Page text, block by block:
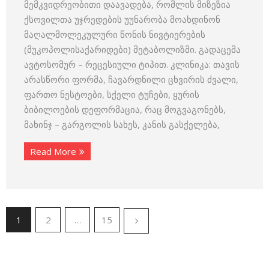
მემკვიდრეობითი დაავადება, რომლის მიზეზია
ქსოვილთა უჯრედების უუნარობა მოახდინონ
მაღალმოლეკულური წონის ნივტიერების
(მუკოპოლისაქარიდები) მეტაბოლიზმი. გადაცემა
ავტოსომურ – რეცესიული ტიპით. კლინიკა: თავის
არასწორი ფორმა, ჩავარდნილი ცხვირის ძვალი,
ფართო ნესტოები, სქელი ტუჩები, ყურის
ბიბილოების დეფორმაცია, რაც მოგვაგონებს,
მახინჯ – გარგოლის სახეს, კანის გასქელება,
Read More
1 2 … 15